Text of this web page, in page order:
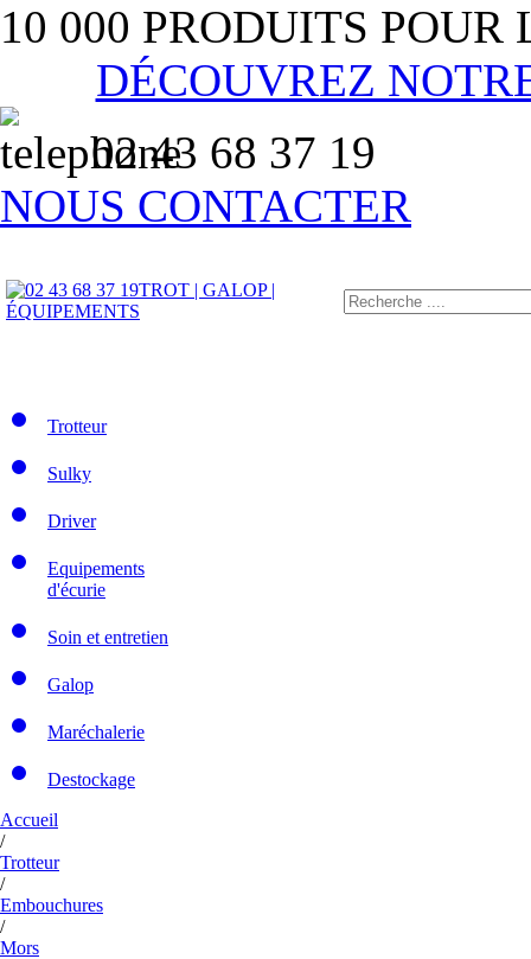
10 000 PRODUITS
DÉCOUVREZ
02 43 68 37 19
NOUS CONTACTER
TROT | GALOP |
ÉQUIPEMENTS
Trotteur
Sulky
Driver
Equipements
d'écurie
Soin et entretien
Galop
Maréchalerie
Destockage
Accueil
/
Trotteur
/
Embouchures
/
Mors